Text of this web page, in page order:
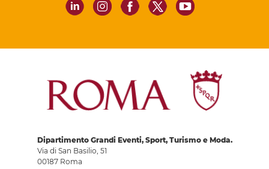
Dipartimento Grandi Eventi, Sport, Turismo e Moda.
Via di San Basilio, 51
00187 Roma